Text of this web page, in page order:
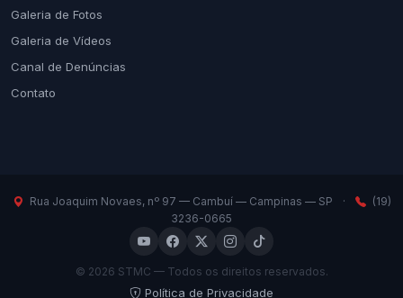
Galeria de Fotos
Galeria de Vídeos
Canal de Denúncias
Contato
Rua Joaquim Novaes, nº 97 — Cambuí — Campinas — SP ·
(19)
3236-0665
© 2026 STMC — Todos os direitos reservados.
Política de Privacidade